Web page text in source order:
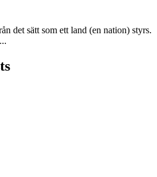
det sätt som ett land (en nation) styrs.